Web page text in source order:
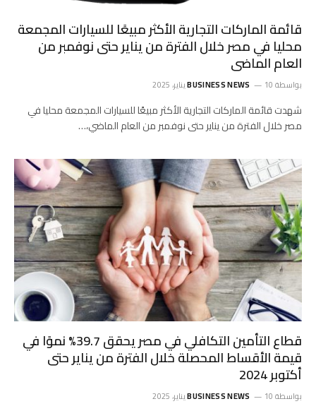
قائمة الماركات التجارية الأكثر مبيعًا للسيارات المجمعة
محليا في مصر خلال الفترة من يناير حتى نوفمبر من
العام الماضى
بواسطة BUSINESS NEWS 10 يناير، 2025
شهدت قائمة الماركات التجارية الأكثر مبيعًا للسيارات المجمعة محليا في
مصر خلال الفترة من يناير حتى نوفمبر من العام الماضي،…
قطاع التأمين التكافلي في مصر يحقق 39.7% نموًا في
قيمة الأقساط المحصلة خلال الفترة من يناير حتى
أكتوبر 2024
بواسطة BUSINESS NEWS 10 يناير، 2025